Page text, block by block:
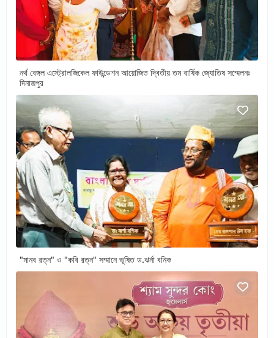
নর্থ বেঙ্গল এস্ট্রোলজিকেল ফাউন্ডেশন আয়োজিত দ্বিতীয় তম বার্ষিক জ্যোতিষ সম্মেলনঃ
দিনাজপুর
"মানব রত্ন" ও "কবি রত্ন" সম্মানে ভূষিত ড.ঝর্না বনিক